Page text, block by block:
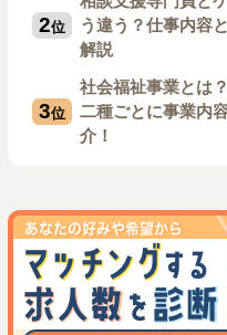
2位
う違う？仕事内容
解説
3位
社会福祉事業とは
二種ごとに事業内
介！